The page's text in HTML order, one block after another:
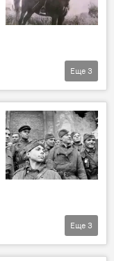
войне
Еще 3
Еще 3